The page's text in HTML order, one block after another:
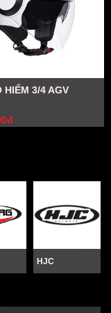
HIỂM 3/4 AGV
HJC